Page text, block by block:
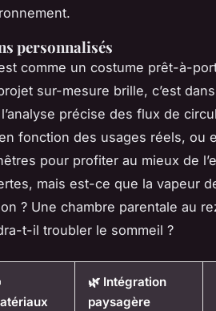
personnalisés
comme un costume prêt-à-
sur-mesure brille, c’est
précise des flux de
fonction des usages réels, ou
pour profiter au mieux de
mais est-ce que la vapeur
? Une chambre parentale au
t-il troubler le sommeil ?
🌿 Intégration
paysagère